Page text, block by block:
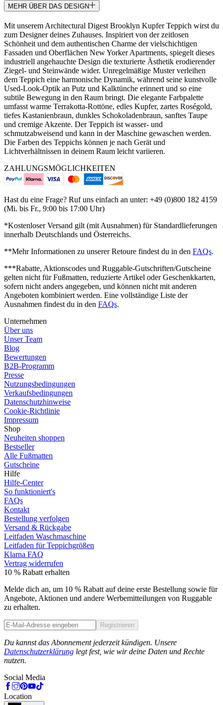
MEHR ÜBER DAS DESIGN
Mit unserem Architectural Digest Brooklyn Kupfer Teppich wirst du
zum Designer deines Zuhauses. Inspiriert von der zeitlosen
Schönheit und dem authentischen Charme der vielschichtigen
Fassaden und Oberflächen New Yorker Apartments, spiegelt dieses
industriell angehauchte Design die texturierte Ästhetik erodierender
Ziegel- und Steinwände wider. Unregelmäßige Muster verleihen
dem Teppich eine harmonische Dynamik, während seine kunstvolle
Used-Look-Optik an Putz und Kalktünche erinnert und so eine
subtile Bewegung in den Raum bringt. Die elegante Farbpalette
umfasst warme Terrakotta-Rottöne, edles Kupfer, zartes Roségold,
tiefes Kastanienbraun, dunkles Schokoladenbraun, sanftes Taupe
und cremige Akzente. Der Teppich ist wasser- und
schmutzabweisend und kann in der Maschine gewaschen werden.
Die Farben des Teppichs können je nach Gerät und
Lichtverhältnissen in deinem Raum leicht variieren.
ZAHLUNGSMÖGLICHKEITEN
Hast du eine Frage? Ruf uns einfach an unter: +49 (0)800 182 4159
(Mi. bis Fr., 9:00 bis 17:00 Uhr)
*Kostenloser Versand gilt (mit Ausnahmen) für Standardlieferungen
innerhalb Deutschlands und Österreichs.
**Mehr Informationen zu unserer Retoure findest du in den FAQs.
***Rabatte, Aktionscodes und Ruggable-Gutschriften/Gutscheine
gelten nicht für Fußmatten, reduzierte Artikel oder Geschenkkarten,
sofern nicht anders angegeben, und können nicht mit anderen
Angeboten kombiniert werden. Eine vollständige Liste der
Ausnahmen findest du in den FAQs.
Unternehmen
Über uns
Unser Team
Blog
Bewertungen
B2B-Programm
Presse
Nutzungsbedingungen
Verkaufsbedingungen
Datenschutzhinweise
Cookie-Richtlinie
Impressum
Shop
Neuheiten shoppen
Bestseller
Alle Fußmatten
Gutscheine
Hilfe
Hilfe-Center
So funktioniert's
FAQs
Kontakt
Bestellung verfolgen
Versand & Rückgabe
Leitfaden Waschmaschine
Leitfaden für Teppichgrößen
Klarna FAQ
Vertrag widerrufen
10 % Rabatt erhalten
Melde dich an, um 10 % Rabatt auf deine erste Bestellung sowie für
Angebote, Aktionen und andere Werbemitteilungen von Ruggable
zu erhalten.
Registrieren
Du kannst das Abonnement jederzeit kündigen. Unsere
Datenschutzerklärung legt fest, wie wir deine Daten und Rechte
nutzen.
Social Media
Location